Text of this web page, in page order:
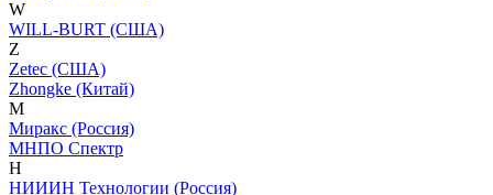
W
WILL-BURT (США)
Z
Zetec (США)
Zhongke (Китай)
М
Миракс (Россия)
МНПО Спектр
Н
НИИИН Технологии (Россия)